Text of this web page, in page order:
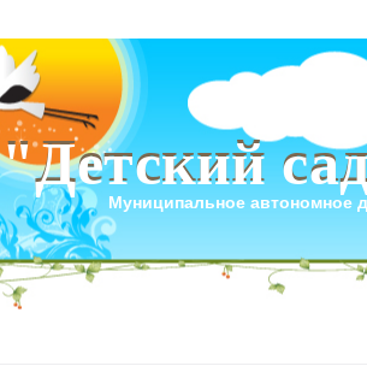
"Детский
"Детский
Муниципальное автономное